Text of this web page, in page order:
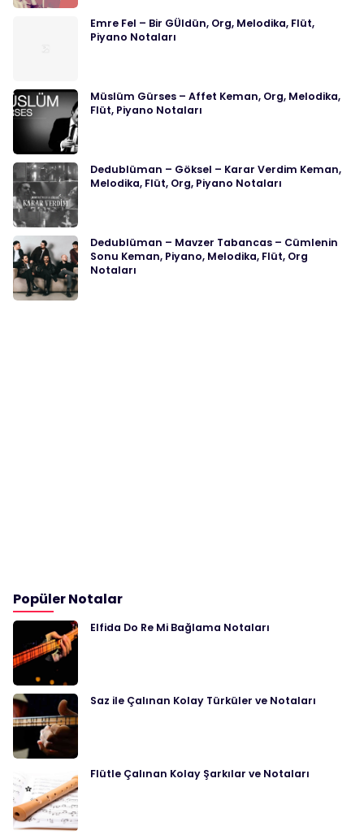
Emre Fel – Bir GÜldün, Org, Melodika, Flüt,
Piyano Notaları
Müslüm Gürses – Affet Keman, Org, Melodika,
Flüt, Piyano Notaları
Dedublüman – Göksel – Karar Verdim Keman,
Melodika, Flüt, Org, Piyano Notaları
Dedublüman – Mavzer Tabancas – Cümlenin
Sonu Keman, Piyano, Melodika, Flüt, Org
Notaları
Popüler Notalar
Elfida Do Re Mi Bağlama Notaları
Saz ile Çalınan Kolay Türküler ve Notaları
Flütle Çalınan Kolay Şarkılar ve Notaları